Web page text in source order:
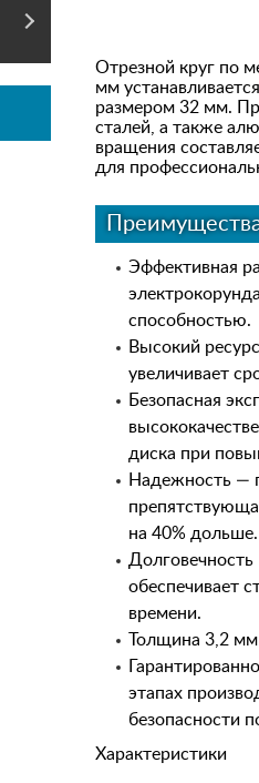
Отрезной круг по
мм
размером 32 мм.
сталей, а также
вращения
для
Эффективная
способностью.
Высокий
увеличивает
Безопасная
диска при
Надежность —
на 40% дольше.
Долговечность
обеспечивает
времени.
Толщина 3,2
этапах
безопасности
Характеристики